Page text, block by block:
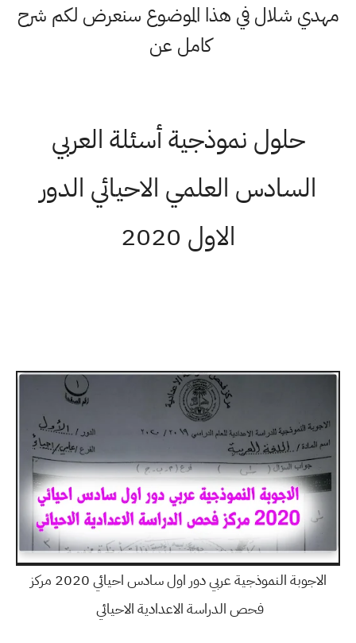
مهدي شلال في هذا الموضوع سنعرض لكم شرح
كامل عن
حلول نموذجية أسئلة العربي
السادس العلمي الاحيائي الدور
الاول 2020
الاجوبة النموذجية عربي دور اول سادس احيائي 2020 مركز
فحص الدراسة الاعدادية الاحيائي